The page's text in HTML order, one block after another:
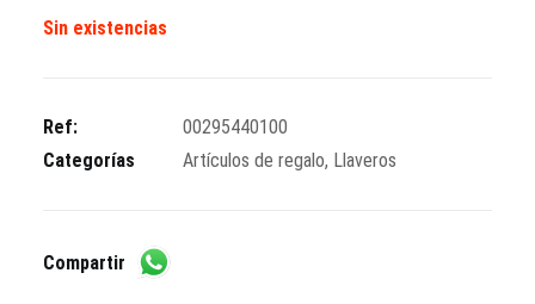
Sin existencias
Ref:
00295440100
Categorías
Artículos de regalo, Llaveros
Compartir